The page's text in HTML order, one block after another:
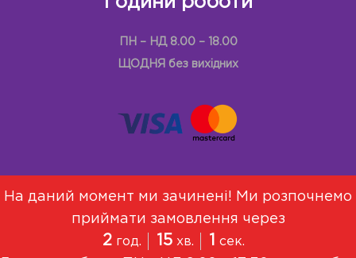
ПН – НД 8.00 – 18.00
ЩОДНЯ без вихідних
Меню Про Нас Договір оферти
Політика конфіденційності
На даний момент ми зачинені! Ми розпочнемо
приймати замовлення через
2 год. 15 хв. 1 сек.